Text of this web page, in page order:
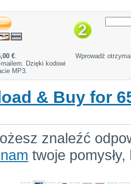
€.
Dzięki kodowi
MP3.
Wprowadź
& Buy for
znaleźć
twoje